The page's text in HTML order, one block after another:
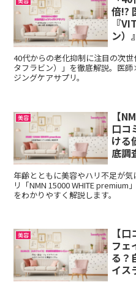
倍!?
『
ン）
40代からの老化抑制に注目の次世
タフラビン）」を徹底解説。医
ジングケアサプリ。
美容
【
口コ
ける
底調
年齢とともに美容やハリ不足が
リ「NMN 15000 WHITE
をわかりやすく解説します。
美容
【
フェ
る？
イス